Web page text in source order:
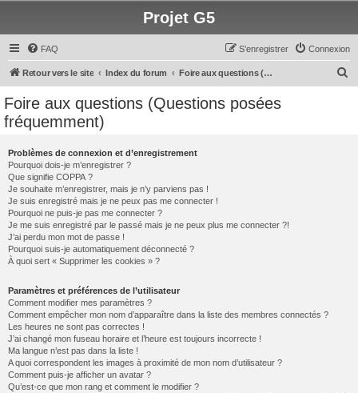
Projet G5
FAQ Connexion
S’enregistrer
Retour vers le site Index du forum Foire aux questions (Questions posées fréquemment)
Foire aux questions (Questions posées
fréquemment)
Problèmes de connexion et d’enregistrement
Pourquoi dois-je m’enregistrer ?
Que signifie COPPA ?
Je souhaite m’enregistrer, mais je n’y parviens pas !
Je suis enregistré mais je ne peux pas me connecter !
Pourquoi ne puis-je pas me connecter ?
Je me suis enregistré par le passé mais je ne peux plus me connecter ?!
J’ai perdu mon mot de passe !
Pourquoi suis-je automatiquement déconnecté ?
À quoi sert « Supprimer les cookies » ?
Paramètres et préférences de l’utilisateur
Comment modifier mes paramètres ?
Comment empêcher mon nom d’apparaître dans la liste des membres connectés ?
Les heures ne sont pas correctes !
J’ai changé mon fuseau horaire et l’heure est toujours incorrecte !
Ma langue n’est pas dans la liste !
A quoi correspondent les images à proximité de mon nom d’utilisateur ?
Comment puis-je afficher un avatar ?
Qu’est-ce que mon rang et comment le modifier ?